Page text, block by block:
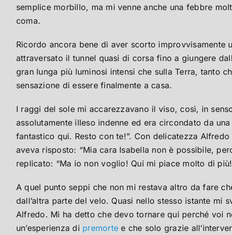
semplice morbillo, ma mi venne anche una febbre
coma.
Ricordo ancora bene di aver scorto improvvisamente
attraversato il tunnel quasi di corsa fino a giungere
gran lunga più luminosi intensi che sulla Terra, tanto
sensazione di essere finalmente a casa.
I raggi del sole mi accarezzavano il viso, così, in
assolutamente illeso indenne ed era circondato da
fantastico qui. Resto con te!”. Con delicatezza
aveva risposto: “Mia cara Isabella non è possibile,
replicato: “Ma io non voglio! Qui mi piace molto di
A quel punto seppi che non mi restava altro da fare
dall’altra parte del velo. Quasi nello stesso istante
Alfredo. Mi ha detto che devo tornare qui perché voi
un’esperienza di premorte e che solo grazie